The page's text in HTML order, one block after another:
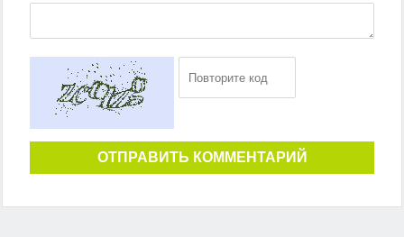
ОТПРАВИТЬ КОММЕНТАРИЙ